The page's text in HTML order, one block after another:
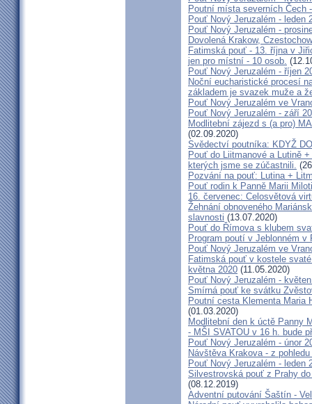
Poutní místa severních Čech
Pouť Nový Jeruzalém - leden
Pouť Nový Jeruzalém -
Dovolená Krakow,
Fatimská pouť - 13. října v
jen pro místní - 10 osob.
Pouť Nový Jeruzalém - říjen
Noční eucharistické procesí
základem je svazek muže a
Pouť Nový Jeruzalém ve
Pouť Nový Jeruzalém - září
Modlitební zájezd s (a pro)
(02.09.2020)
Svědectví poutníka: KDYŽ
Pouť do Liitmanové a Lutině
kterých jsme se zúčastnili.
Pozvání na pouť: Lutina +
Pouť rodin k Panně Marii
16. červenec: Celosvětová
Žehnání obnoveného
slavnosti (13.07.2020)
Pouť do Římova s klubem
Program poutí v Jeblonném v
Pouť Nový Jeruzalém ve
Fatimská pouť v kostele
května 2020 (11.05.2020)
Pouť Nový Jeruzalém -
Smírná pouť ke svátku
Poutní cesta Klementa Maria
(01.03.2020)
Modlitební den k úctě Panny
- MŠI SVATOU v 16 h. bude
Pouť Nový Jeruzalém - únor
Návštěva Krakova - z
Pouť Nový Jeruzalém - leden
Silvestrovská pouť z Prahy
(08.12.2019)
Adventní putování Šaštín -